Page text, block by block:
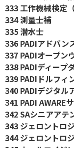
333 工作機械検定
334 測量士補
335 潜水士
336 PADIアドバン
337 PADIオープン
338 PADIディープ
339 PADIドルフィ
340 PADIデジタル
341 PADI AWARE
342 SAシニアアテ
343 ジェロントロ
344 ジェロントロ